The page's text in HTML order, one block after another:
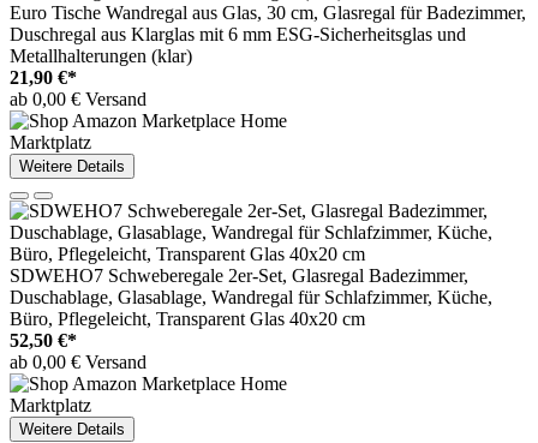
Euro Tische Wandregal aus Glas, 30 cm, Glasregal für Badezimmer,
Duschregal aus Klarglas mit 6 mm ESG-Sicherheitsglas und
Metallhalterungen (klar)
21,90 €*
ab 0,00 € Versand
Marktplatz
Weitere Details
SDWEHO7 Schweberegale 2er-Set, Glasregal Badezimmer,
Duschablage, Glasablage, Wandregal für Schlafzimmer, Küche,
Büro, Pflegeleicht, Transparent Glas 40x20 cm
52,50 €*
ab 0,00 € Versand
Marktplatz
Weitere Details